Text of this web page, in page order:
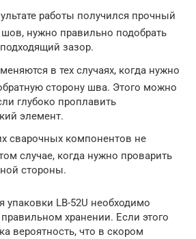
работы получился прочный
нужно правильно подобрать
зазор.
в тех случаях, когда нужно
сторону шва. Этого можно
глубоко проплавить
элемент.
сварочных компонентов не
случае, когда нужно проварить
стороны.
упаковки LB-52U необходимо
хранении. Если этого
вероятность, что в скором